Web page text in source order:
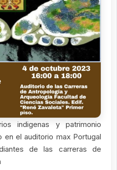
indigenas y patrimonio
el auditorio max Portugal
de las carreras de